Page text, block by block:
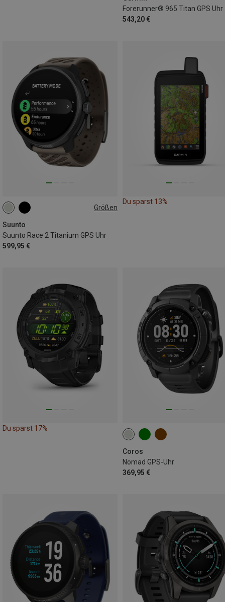
Forerunner® 965 Titan GPS Uhr
543,20 €
Größen
Suunto
Suunto Race 2 Titanium GPS Uhr
599,95 €
49MM
Du sparst 13%
Du sparst 17%
Coros
Nomad GPS-Uhr
369,95 €